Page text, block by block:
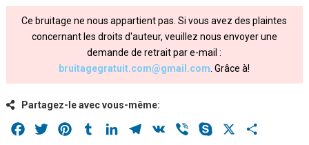
Ce bruitage ne nous appartient pas. Si vous avez des plaintes
concernant les droits d'auteur, veuillez nous envoyer une
demande de retrait par e-mail :
bruitagegratuit.com@gmail.com . Grâce à!
Partagez-le avec vous-même:
Facebook
Twitter PinterestTumblrLinkedInTelegram
VK Viber Skype